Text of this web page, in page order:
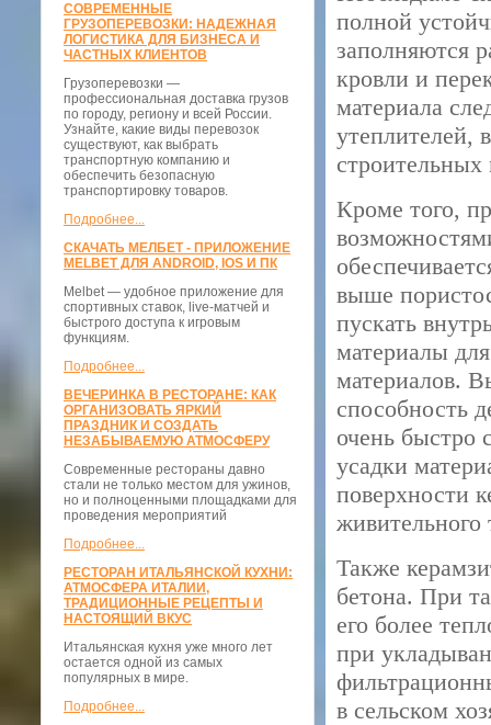
СОВРЕМЕННЫЕ
ГРУЗОПЕРЕВОЗКИ: НАДЕЖНАЯ
ЛОГИСТИКА ДЛЯ БИЗНЕСА И
ЧАСТНЫХ КЛИЕНТОВ
Грузоперевозки —
профессиональная доставка грузов
по городу, региону и всей России.
Узнайте, какие виды перевозок
существуют, как выбрать
транспортную компанию и
обеспечить безопасную
транспортировку товаров.
Подробнее...
СКАЧАТЬ МЕЛБЕТ - ПРИЛОЖЕНИЕ
MELBET ДЛЯ ANDROID, IOS И ПК
Melbet — удобное приложение для
спортивных ставок, live-матчей и
быстрого доступа к игровым
функциям.
Подробнее...
ВЕЧЕРИНКА В РЕСТОРАНЕ: КАК
ОРГАНИЗОВАТЬ ЯРКИЙ
ПРАЗДНИК И СОЗДАТЬ
НЕЗАБЫВАЕМУЮ АТМОСФЕРУ
Современные рестораны давно
стали не только местом для ужинов,
но и полноценными площадками для
проведения мероприятий
Подробнее...
РЕСТОРАН ИТАЛЬЯНСКОЙ КУХНИ:
АТМОСФЕРА ИТАЛИИ,
ТРАДИЦИОННЫЕ РЕЦЕПТЫ И
НАСТОЯЩИЙ ВКУС
Итальянская кухня уже много лет
остается одной из самых
популярных в мире.
Подробнее...
полной
заполняются
кровли и
материала
утеплителей,
строительных
Кроме того,
выше
пускать
материалы
материалов.
способность
очень быстро
усадки
поверхности
живительного
Также
бетона. При
его более
при
в сельском